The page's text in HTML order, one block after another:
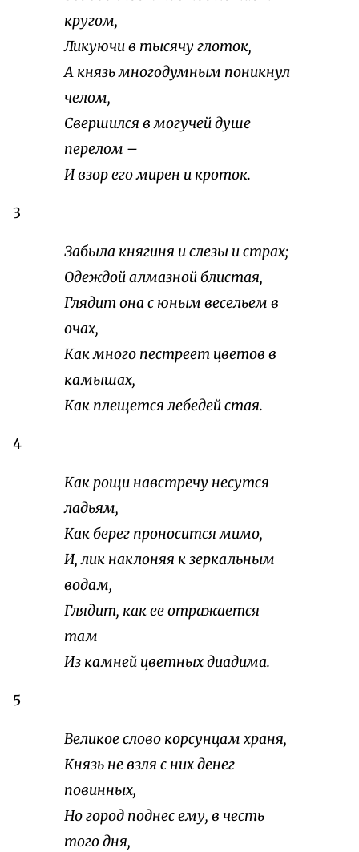
кругом,
Ликуючи в тысячу глоток,
А князь многодумным поникнул
челом,
Свершился в могучей душе
перелом –
И взор его мирен и кроток.
3
Забыла княгиня и слезы и страх;
Одеждой алмазной блистая,
Глядит она с юным весельем в
очах,
Как много пестреет цветов в
камышах,
Как плещется лебедей стая.
4
Как рощи навстречу несутся
ладьям,
Как берег проносится мимо,
И, лик наклоняя к зеркальным
водам,
Глядит, как ее отражается
там
Из камней цветных диадима.
5
Великое слово корсунцам храня,
Князь не взля с них денег
повинных,
Но город поднес ему, в честь
того дня,